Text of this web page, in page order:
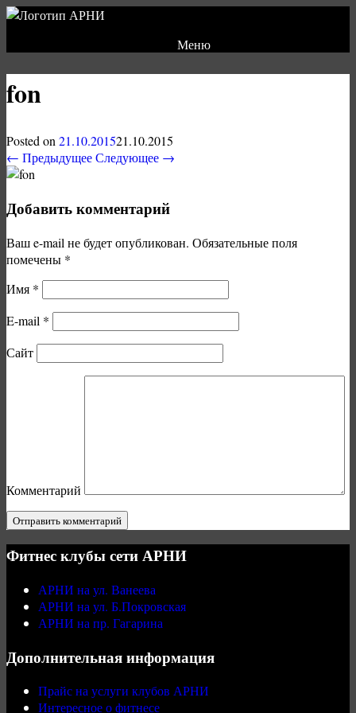
Меню
fon
Posted on 21.10.201521.10.2015
← ПредыдущееСледующее →
Добавить комментарий
Ваш e-mail не будет опубликован. Обязательные поля
помечены *
Имя *
E-mail *
Сайт
Комментарий
Фитнес клубы сети АРНИ
АРНИ на ул. Ванеева
АРНИ на ул. Б.Покровская
АРНИ на пр. Гагарина
Дополнительная информация
Прайс на услуги клубов АРНИ
Интересное о фитнесе